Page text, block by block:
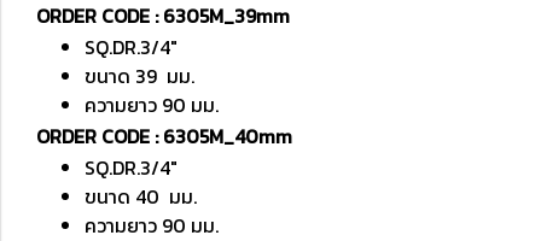
ORDER CODE : 6305M_39mm
SQ.DR.3/4"
ขนาด 39 มม.
ความยาว 90 มม.
ORDER CODE : 6305M_40mm
SQ.DR.3/4"
ขนาด 40 มม.
ความยาว 90 มม.